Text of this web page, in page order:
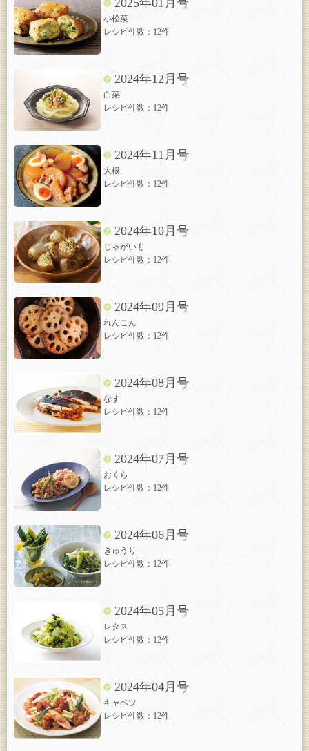
2025年01月号
小松菜
レシピ件数：12件
2024年12月号
白菜
レシピ件数：12件
2024年11月号
大根
レシピ件数：12件
2024年10月号
じゃがいも
レシピ件数：12件
2024年09月号
れんこん
レシピ件数：12件
2024年08月号
なす
レシピ件数：12件
2024年07月号
おくら
レシピ件数：12件
2024年06月号
きゅうり
レシピ件数：12件
2024年05月号
レタス
レシピ件数：12件
2024年04月号
キャベツ
レシピ件数：12件